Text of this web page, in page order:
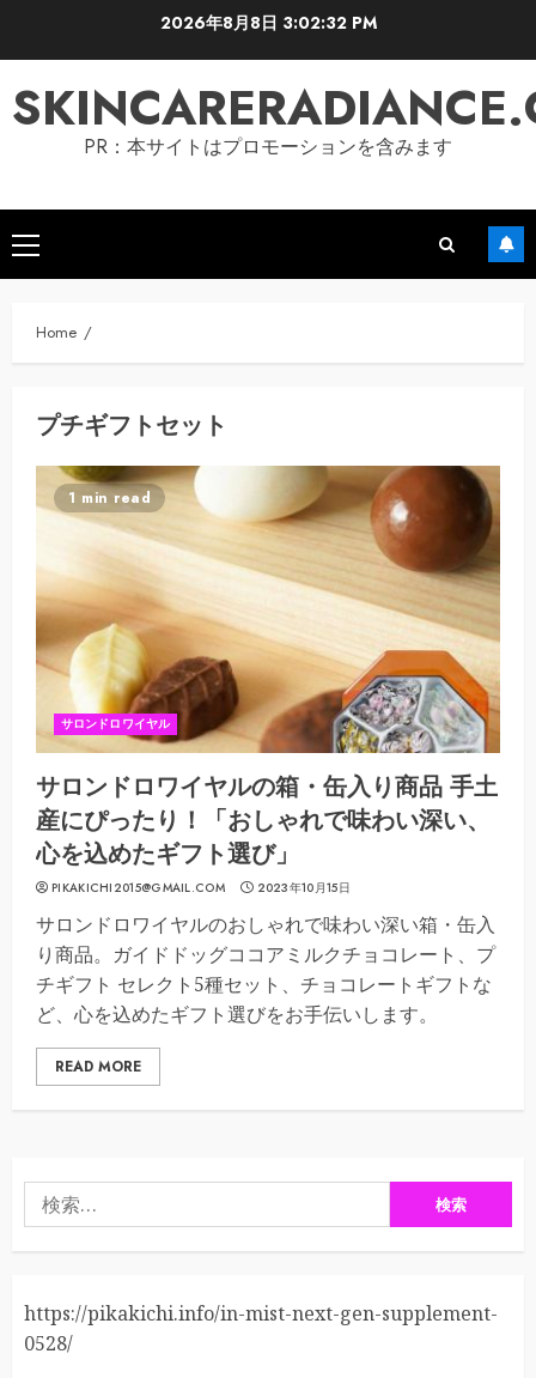
2026年8月8日 3:02:33 PM
PR：本サイトはプロモーションを含みます
Primary
Menu
Home
プチギフトセット
1 min read
サロンドロワイヤル
サロンドロワイヤルの箱・缶入り商品 手土
産にぴったり！「おしゃれで味わい深い、
心を込めたギフト選び」
PIKAKICHI2015@GMAIL.COM 2023年10月15日
サロンドロワイヤルのおしゃれで味わい深い箱・缶入
り商品。ガイドドッグココアミルクチョコレート、プ
チギフト セレクト5種セット、チョコレートギフトな
ど、心を込めたギフト選びをお手伝いします。
READ MORE
索:
https://pikakichi.info/in-mist-next-gen-supplement-
0528/